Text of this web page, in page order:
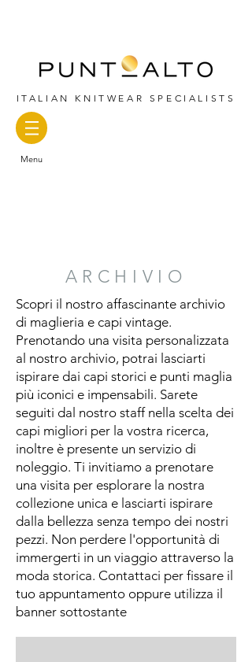
ITALIAN KNITWEAR SPECIALISTS
Menu
ARCHIVIO
Scopri il nostro affascinante archivio
di maglieria e capi vintage.
Prenotando una visita personalizzata
al nostro archivio, potrai lasciarti
ispirare dai capi storici e punti maglia
più iconici e impensabili. Sarete
seguiti dal nostro staff nella scelta dei
capi migliori per la vostra ricerca,
inoltre è presente un servizio di
noleggio. Ti invitiamo a prenotare
una visita per esplorare la nostra
collezione unica e lasciarti ispirare
dalla bellezza senza tempo dei nostri
pezzi. Non perdere l'opportunità di
immergerti in un viaggio attraverso la
moda storica. Contattaci per fissare il
tuo appuntamento oppure utilizza il
banner sottostante